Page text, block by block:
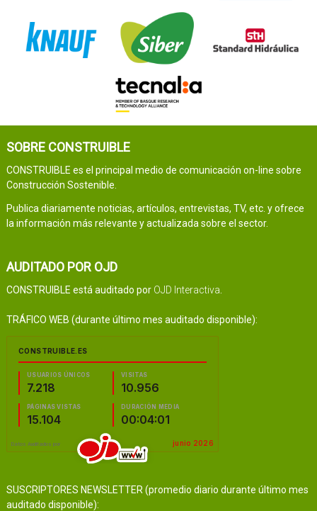
SOBRE CONSTRUIBLE
CONSTRUIBLE es el principal medio de comunicación on-line sobre
Construcción Sostenible.
Publica diariamente noticias, artículos, entrevistas, TV, etc. y ofrece
la información más relevante y actualizada sobre el sector.
AUDITADO POR OJD
CONSTRUIBLE está auditado por OJD Interactiva
TRÁFICO WEB (durante último mes auditado disponible):
SUSCRIPTORES NEWSLETTER (promedio diario durante último mes
auditado disponible):